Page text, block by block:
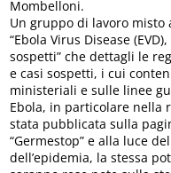
Mombelloni.
Un gruppo di lavoro
“Ebola Virus Disease
sospetti” che dettagli le
e casi sospetti, i cui
ministeriali e sulle linee
Ebola, in particolare nella
stata pubblicata sulla
“Germestop” e alla luce
dell’epidemia, la stessa